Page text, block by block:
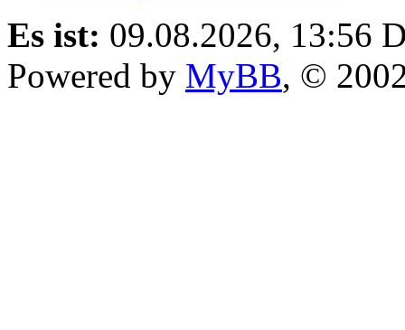
Es ist: 09.08.2026, 13:56
Powered by MyBB, ©